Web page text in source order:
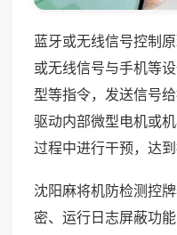
蓝牙或无线信号控制
或无线信号与手机等
型等指令，发送信号
驱动内部微型电机或
过程中进行干预，达到
沈阳麻将机防检测控
密、运行日志屏蔽功